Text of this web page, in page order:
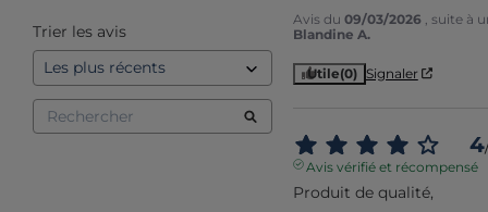
Trier les avis
Avis du 09/03/2026
, suite à
Blandine A.
Utile(0) Signaler
4
Avis vérifié et récompensé
Produit de qualité,